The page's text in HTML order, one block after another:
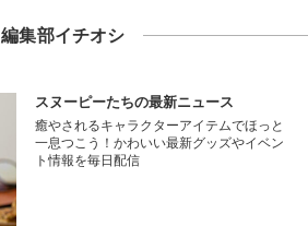
編集部イチオシ
スヌーピーたちの最新ニュース
癒やされるキャラクターアイテムでほっと
一息つこう！かわいい最新グッズやイベン
ト情報を毎日配信